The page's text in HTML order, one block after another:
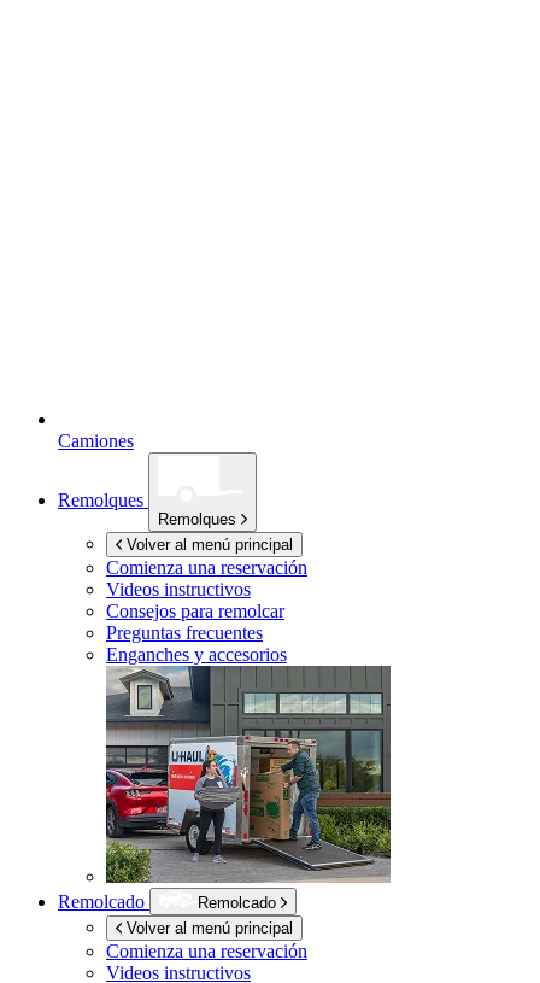
Camiones
Remolques
Remolques
Volver al menú principal
Comienza una reservación
Videos instructivos
Consejos para remolcar
Preguntas frecuentes
Enganches y accesorios
Remolcado
Remolcado
Volver al menú principal
Comienza una reservación
Videos instructivos